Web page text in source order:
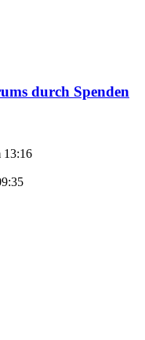
durch Spenden
13:16